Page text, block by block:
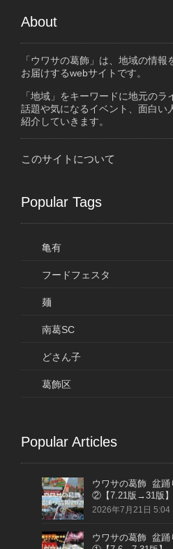
About
「ウワサの葛飾」は、地域の情
お届けするwebサイトです。
「地域」をキーワードに地元の
話題や気になるイベント、面白い
紹介していきます。
このサイトについて
Popular Tags
亀有
フードフェスタ
麺
南葛SC
どさん子
葛飾区
Popular Articles
ウワサの葛飾 盆踊
②【7.21版→31版】
2026年7月21日 5:04
ウワサの葛飾 盆踊